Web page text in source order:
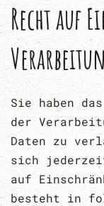
Recht auf
Sie haben
der
Daten zu
sich jederzeit
auf
besteht in